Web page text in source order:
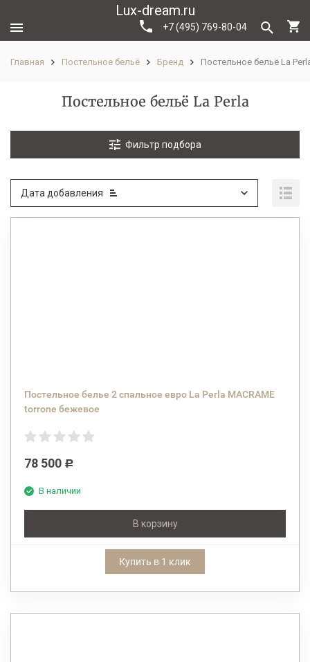
Lux-dream.ru
+7 (495) 769-80-04
Главная Постельное бельё Бренд Постельное бельё La
Постельное бельё La Perla
Фильтр подбора
Дата добавления
Постельное белье 2 спальное евро La Perla MACRAME
torrone бежевое
78 500 Р
В наличии
В корзину
Купить в 1 клик